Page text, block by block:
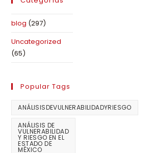
blog (297)
Uncategorized
(65)
Popular Tags
ANÁLISISDEVULNERABILIDADYRIESGO
ANÁLISIS DE
VULNERABILIDAD
Y RIESGO EN EL
ESTADO DE
MÉXICO